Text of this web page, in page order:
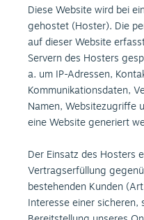
Diese Website wird bei
gehostet (Hoster). Die
auf dieser Website
Servern des Hosters
a. um IP-Adressen,
Kommunikationsdaten,
Namen, Websitezugriffe
eine Website generiert
Der Einsatz des Hosters
Vertragserfüllung
bestehenden Kunden
Interesse einer